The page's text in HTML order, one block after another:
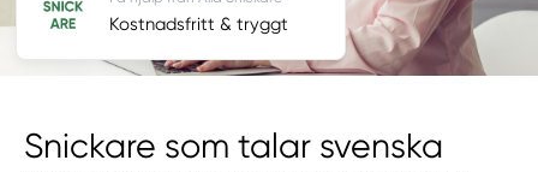
Snickare som talar svenska
Kostnadsfritt & tryggt